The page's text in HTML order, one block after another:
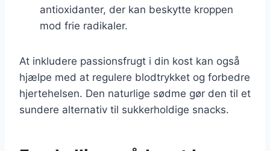
antioxidanter, der kan beskytte kroppen
mod frie radikaler.
At inkludere passionsfrugt i din kost kan også
hjælpe med at regulere blodtrykket og forbedre
hjertehelsen. Den naturlige sødme gør den til et
sundere alternativ til sukkerholdige snacks.